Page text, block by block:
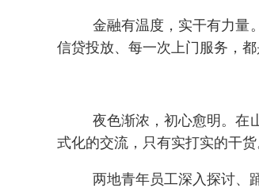
金融有温度，实干有力量
信贷投放、每一次上门服务，
夜色渐浓，初心愈明。在
式化的交流，只有实打实的干货
两地青年员工深入探讨、